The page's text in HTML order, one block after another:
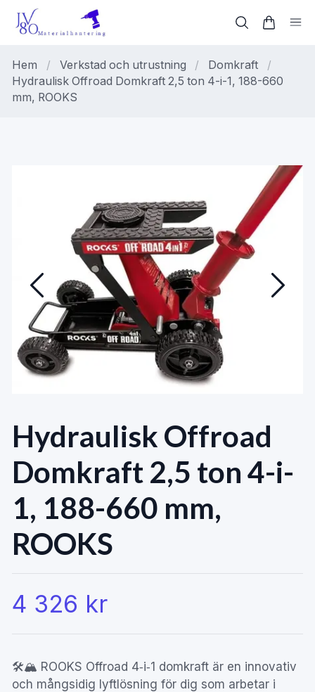
Hem / Verkstad och utrustning / Domkraft
/
Hydraulisk Offroad Domkraft 2,5 ton 4-i-1, 188-660
mm, ROOKS
Hydraulisk Offroad
Domkraft 2,5 ton 4-i-
1, 188-660 mm,
ROOKS
4 326 kr
🛠️🏔️ ROOKS Offroad 4‑i‑1 domkraft är en innovativ
och mångsidig lyftlösning för dig som arbetar i